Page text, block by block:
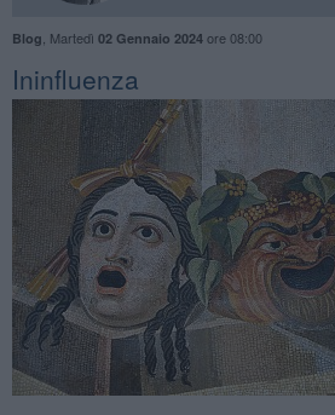
Blog Martedì 02 Gennaio 2024ore 08:00
Ininfluenza